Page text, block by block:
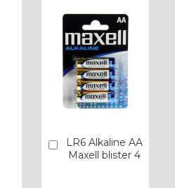
LR6 Alkaline AA
Maxell blister 4
Añadir